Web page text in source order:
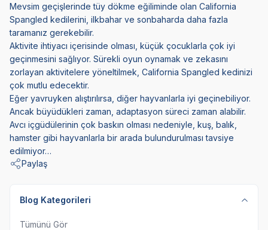
Mevsim geçişlerinde tüy dökme eğiliminde olan California
Spangled kedilerini, ilkbahar ve sonbaharda daha fazla
taramanız gerekebilir.
Aktivite ihtiyacı içerisinde olması, küçük çocuklarla çok iyi
geçinmesini sağlıyor. Sürekli oyun oynamak ve zekasını
zorlayan aktivitelere yöneltilmek, California Spangled kedinizi
çok mutlu edecektir.
Eğer yavruyken alıştırılırsa, diğer hayvanlarla iyi geçinebiliyor.
Ancak büyüdükleri zaman, adaptasyon süreci zaman alabilir.
Avcı içgüdülerinin çok baskın olması nedeniyle, kuş, balık,
hamster gibi hayvanlarla bir arada bulundurulması tavsiye
edilmiyor…
Paylaş
Blog Kategorileri
Tümünü Gör